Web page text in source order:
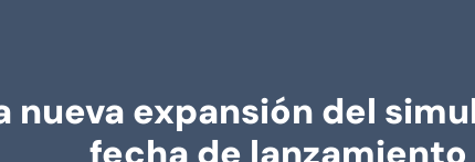
nueva expansión del